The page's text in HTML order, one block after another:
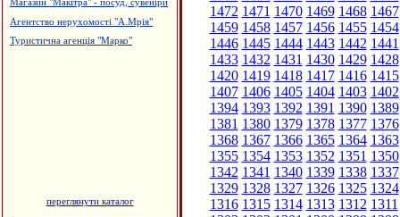
Магазин "Макітра" - посуд, сувеніри
Агентство нерухомості "А.Мрія"
Туристична агенція "Марко"
переглянути каталог
1472 1471 1470 1469 1468 1467
1459 1458 1457 1456 1455 1454
1446 1445 1444 1443 1442 1441
1433 1432 1431 1430 1429 1428
1420 1419 1418 1417 1416 1415
1407 1406 1405 1404 1403 1402
1394 1393 1392 1391 1390 1389
1381 1380 1379 1378 1377 1376
1368 1367 1366 1365 1364 1363
1355 1354 1353 1352 1351 1350
1342 1341 1340 1339 1338 1337
1329 1328 1327 1326 1325 1324
1316 1315 1314 1313 1312 1311